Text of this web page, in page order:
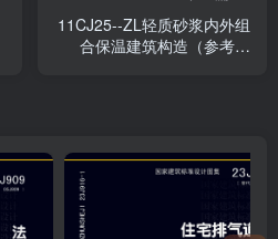
11CJ25--ZL轻质砂浆内外组
合保温建筑构造（参考图